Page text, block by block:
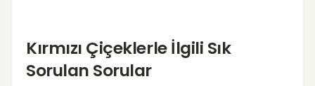
Kırmızı Çiçeklerle İlgili Sık
Sorulan Sorular